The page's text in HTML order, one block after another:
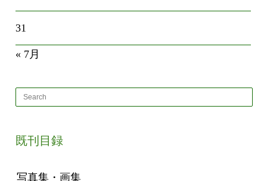
31
« 7月
既刊目録
写真集・画集